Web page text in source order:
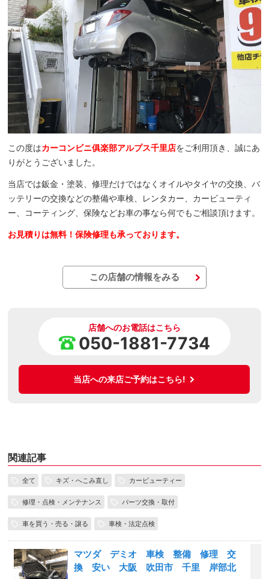
この度はカーコンビニ俱楽部アルプス千里店をご利用頂き、誠にあ
りがとうございました。
当店では鈑金・塗装、修理だけではなくオイルやタイヤの交換、バ
ッテリーの交換などの整備や車検、レンタカー、カービューティ
ー、コーティング、保険などお車の事なら何でもご相談頂けます。
お見積りは無料！保険修理も承っております。
この店舗の情報をみる
店舗へのお電話はこちら
050-1881-7734
当店への来店ご予約はこちら!
関連記事
全て キズ・へこみ直し カービューティー
修理・点検・メンテナンス パーツ交換・取付
車を買う・売る・譲る 車検・法定点検
マツダ デミオ 車検 整備 修理 交
換 安い 大阪 吹田市 千里 岸部北